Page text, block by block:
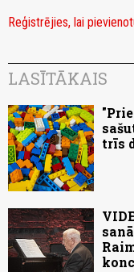
Reģistrējies, lai
LASĪTĀKAIS
trīs